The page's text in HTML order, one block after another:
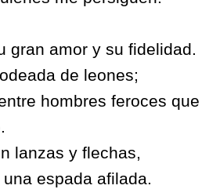
gran amor y su fidelidad.
de leones;
hombres feroces que
lanzas y flechas,
espada afilada.